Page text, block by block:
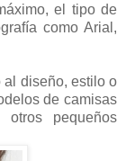
el tipo de
como Arial,
al diseño, estilo o
de camisas
pequeños